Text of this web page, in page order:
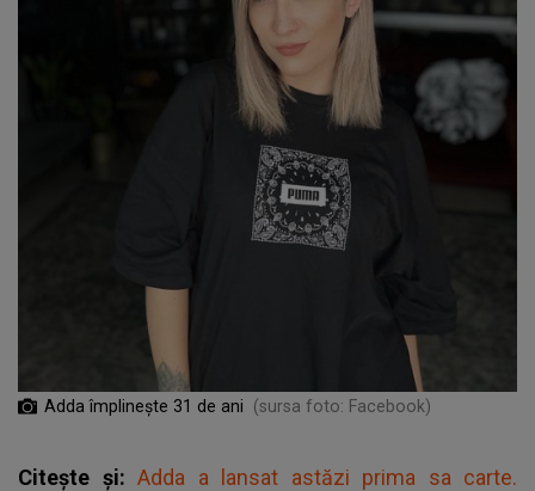
Adda împlinește 31 de ani (sursa foto: Facebook)
Citește și: Adda a lansat astăzi prima sa carte.